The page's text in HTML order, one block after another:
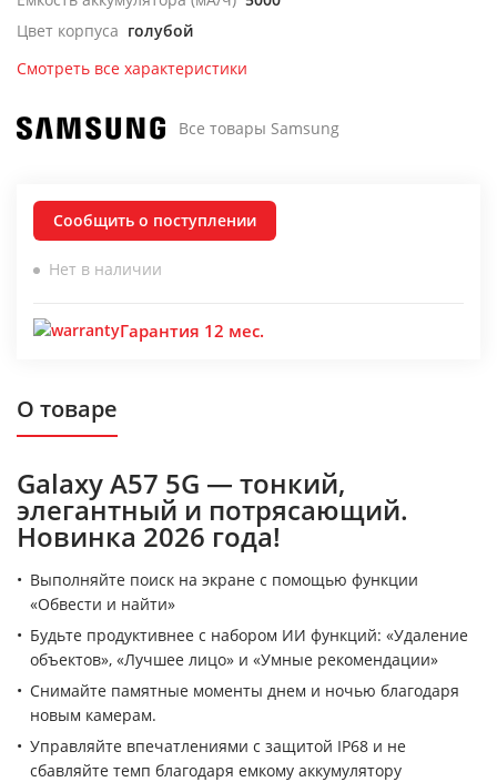
Цвет корпуса голубой
Смотреть все характеристики
Все товары Samsung
Сообщить о поступлении
Нет в наличии
Гарантия 12 мес.
О товаре
Galaxy A57 5G — тонкий,
элегантный и потрясающий.
Новинка 2026 года!
Выполняйте поиск на экране с помощью функции
«Обвести и найти»
Будьте продуктивнее с набором ИИ функций: «Удаление
объектов», «Лучшее лицо» и «Умные рекомендации»
Снимайте памятные моменты днем и ночью благодаря
новым камерам.
Управляйте впечатлениями с защитой IP68 и не
сбавляйте темп благодаря емкому аккумулятору